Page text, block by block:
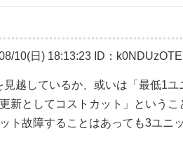
10(日) 18:13:23 ID：k0NDUzOTE
越しているか、或いは「最低1
新としてコストカット」という
ト故障することはあっても3ユニ